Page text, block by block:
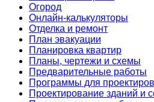
Огород
Онлайн-калькуляторы
Отделка и ремонт
План эвакуации
Планировка квартир
Планы, чертежи и схемы
Предварительные работы
Программы для
Проектирование зданий и